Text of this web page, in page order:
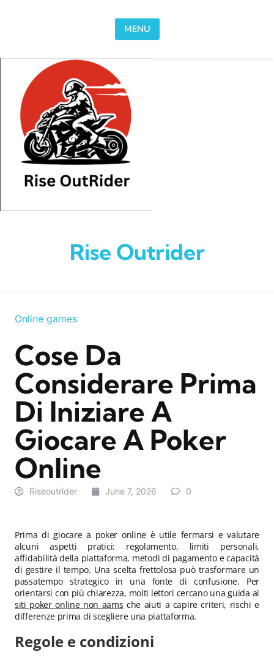
MENU
Rise Outrider
Online games
Cose Da
Considerare Prima
Di Iniziare A
Giocare A Poker
Online
Riseoutrider June 7, 2026 0
Prima di giocare a poker online è utile fermarsi e valutare
alcuni aspetti pratici: regolamento, limiti personali,
affidabilità della piattaforma, metodi di pagamento e capacità
di gestire il tempo. Una scelta frettolosa può trasformare un
passatempo strategico in una fonte di confusione. Per
orientarsi con più chiarezza, molti lettori cercano una guida ai
siti poker online non aams che aiuti a capire criteri, rischi e
differenze prima di scegliere una piattaforma.
Regole e condizioni